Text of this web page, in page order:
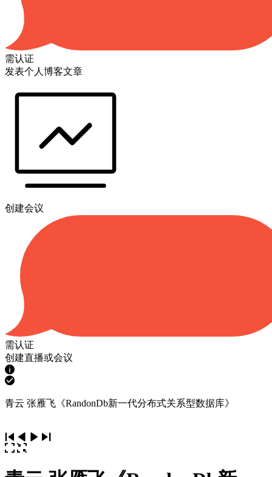
需认证
发表个人博客文章
创建会议
需认证
创建直播或会议
青云 张雁飞《RandonDb新一代分布式关系型数据库》